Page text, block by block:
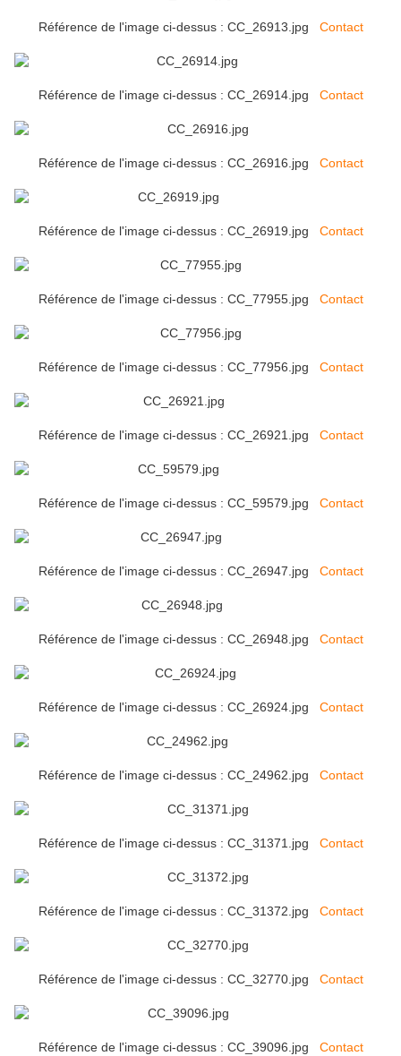
Référence de l'image ci-dessus : CC_26913.jpg Contact
Référence de l'image ci-dessus : CC_26914.jpg Contact
Référence de l'image ci-dessus : CC_26916.jpg Contact
Référence de l'image ci-dessus : CC_26919.jpg Contact
Référence de l'image ci-dessus : CC_77955.jpg Contact
Référence de l'image ci-dessus : CC_77956.jpg Contact
Référence de l'image ci-dessus : CC_26921.jpg Contact
Référence de l'image ci-dessus : CC_59579.jpg Contact
Référence de l'image ci-dessus : CC_26947.jpg Contact
Référence de l'image ci-dessus : CC_26948.jpg Contact
Référence de l'image ci-dessus : CC_26924.jpg Contact
Référence de l'image ci-dessus : CC_24962.jpg Contact
Référence de l'image ci-dessus : CC_31371.jpg Contact
Référence de l'image ci-dessus : CC_31372.jpg Contact
Référence de l'image ci-dessus : CC_32770.jpg Contact
Référence de l'image ci-dessus : CC_39096.jpg Contact